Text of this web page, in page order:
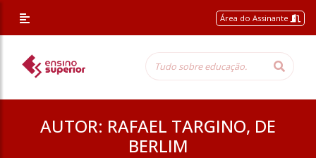
Área do Assinante
AUTOR: RAFAEL TARGINO, DE
BERLIM